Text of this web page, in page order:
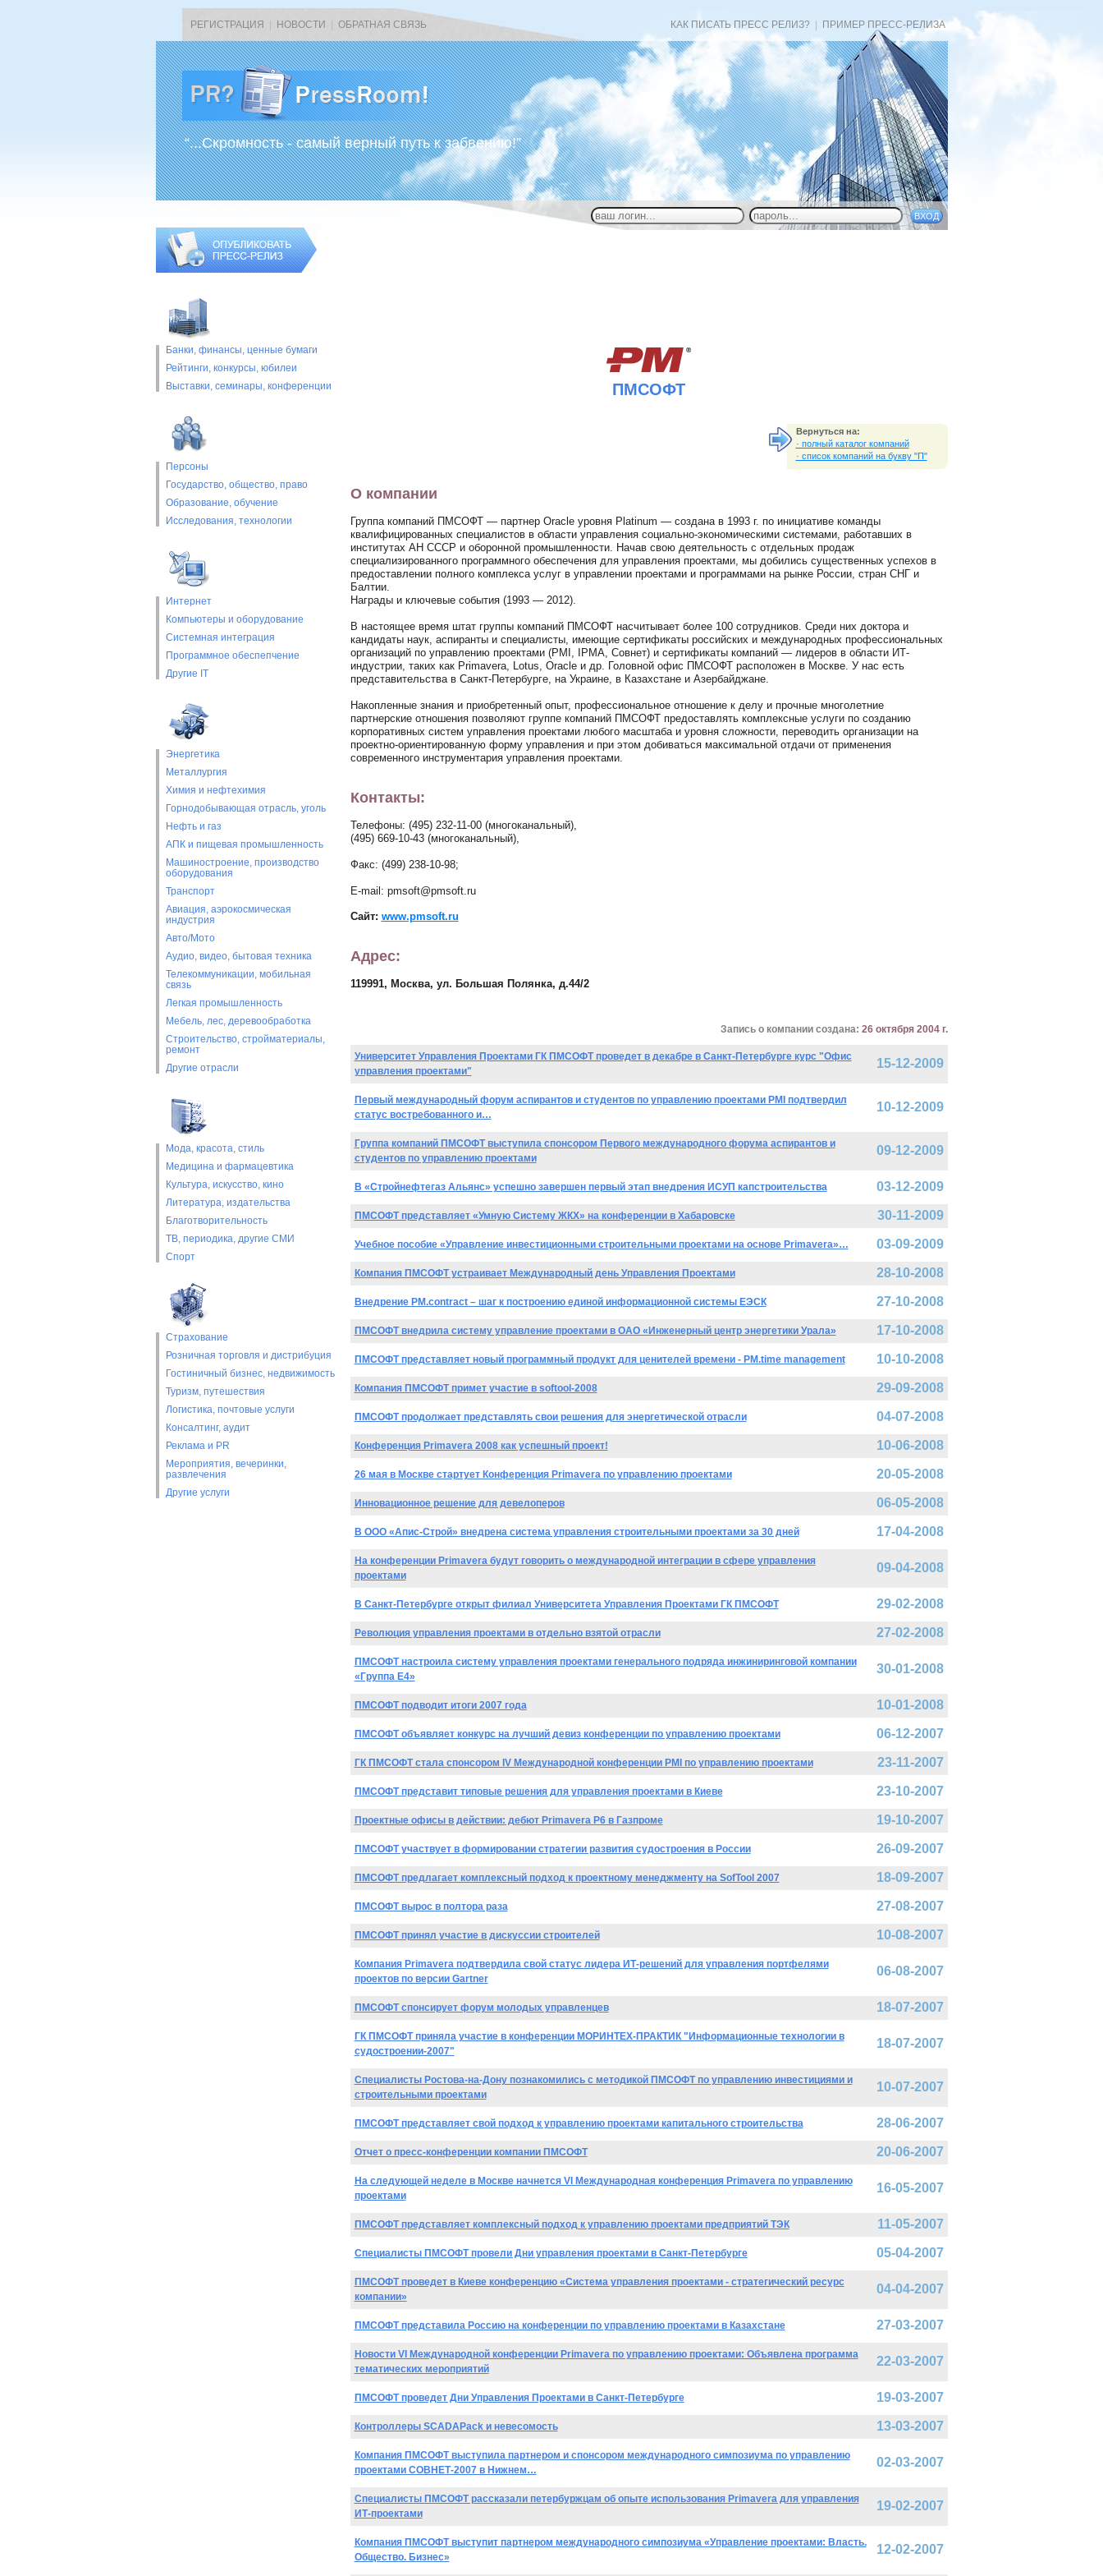
РЕГИСТРАЦИЯ НОВОСТИ ОБРАТНАЯ СВЯЗЬ КАК ПИСАТЬ ПРЕСС РЕЛИЗ? ПРИМЕР ПРЕСС-РЕЛИЗА
“...Скромность - самый верный путь к забвению!”
Банки, финансы, ценные бумаги
Рейтинги, конкурсы, юбилеи
Выставки, cеминары, конференции
Персоны
Государство, общество, право
Образование, обучение
Исследования, технологии
Интернет
Компьютеры и оборудование
Системная интеграция
Программное обеспепчение
Другие IT
Энергетика
Металлургия
Химия и нефтехимия
Горнодобывающая отрасль, уголь
Нефть и газ
АПК и пищевая промышленность
Машиностроение, производство
оборудования
Транспорт
Авиация, аэрокосмическая
индустрия
Авто/Мото
Аудио, видео, бытовая техника
Телекоммуникации, мобильная
связь
Легкая промышленность
Мебель, лес, деревообработка
Строительство, стройматериалы,
ремонт
Другие отрасли
Мода, красота, стиль
Медицина и фармацевтика
Культура, искусство, кино
Литература, издательства
Благотворительность
ТВ, периодика, другие СМИ
Спорт
Страхование
Розничная торговля и дистрибуция
Гостиничный бизнес, недвижимость
Туризм, путешествия
Логистика, почтовые услуги
Консалтинг, аудит
Реклама и PR
Мероприятия, вечеринки,
развлечения
Другие услуги
ПМСОФТ
Вернуться на:
· полный каталог компаний
· список компаний на букву "П"
О компании
Группа компаний ПМСОФТ — партнер Oracle уровня Platinum — создана в 1993 г. по инициативе команды
квалифицированных специалистов в области управления социально-экономическими системами, работавших в
институтах АН СССP и оборонной промышленности. Начав свою деятельность с отдельных продаж
специализированного программного обеспечения для управления проектами, мы добились существенных успехов в
предоставлении полного комплекса услуг в управлении проектами и программами на рынке России, стран СНГ и
Балтии.
Награды и ключевые события (1993 — 2012).
В настоящее время штат группы компаний ПМСОФТ насчитывает более 100 сотрудников. Среди них доктора и
кандидаты наук, аспиранты и специалисты, имеющие сертификаты российских и международных профессиональных
организаций по управлению проектами (PMI, IPMA, Совнет) и сертификаты компаний — лидеров в области ИТ-
индустрии, таких как Primavera, Lotus, Oracle и др. Головной офис ПМСОФТ расположен в Москве. У нас есть
представительства в Санкт-Петербурге, на Украине, в Казахстане и Азербайджане.
Накопленные знания и приобретенный опыт, профессиональное отношение к делу и прочные многолетние
партнерские отношения позволяют группе компаний ПМСОФТ предоставлять комплексные услуги по созданию
корпоративных систем управления проектами любого масштаба и уровня сложности, переводить организации на
проектно-ориентированную форму управления и при этом добиваться максимальной отдачи от применения
современного инструментария управления проектами.
Контакты:
Телефоны: (495) 232-11-00 (многоканальный),
(495) 669-10-43 (многоканальный),
Факс: (499) 238-10-98;
E-mail: pmsoft@pmsoft.ru
Сайт: www.pmsoft.ru
Адрес:
119991, Москва, ул. Большая Полянка, д.44/2
Запись о компании создана: 26 октября 2004 г.
Университет Управления Проектами ГК ПМСОФТ проведет в декабре в Санкт-Петербурге курс "Офис
управления проектами"
15-12-2009
Первый международный форум аспирантов и студентов по управлению проектами PMI подтвердил
статус востребованного и…
10-12-2009
Группа компаний ПМСОФТ выступила спонсором Первого международного форума аспирантов и
студентов по управлению проектами
09-12-2009
В «Стройнефтегаз Альянс» успешно завершен первый этап внедрения ИСУП капстроительства 03-12-2009
ПМСОФТ представляет «Умную Систему ЖКХ» на конференции в Хабаровске 30-11-2009
Учебное пособие «Управление инвестиционными строительными проектами на основе Primavera»… 03-09-2009
Компания ПМСОФТ устраивает Международный день Управления Проектами 28-10-2008
Внедрение PM.contract – шаг к построению единой информационной системы ЕЭСК 27-10-2008
ПМСОФТ внедрила систему управление проектами в ОАО «Инженерный центр энергетики Урала» 17-10-2008
ПМСОФТ представляет новый программный продукт для ценителей времени - PM.time management 10-10-2008
Компания ПМСОФТ примет участие в softool-2008 29-09-2008
ПМСОФТ продолжает представлять свои решения для энергетической отрасли 04-07-2008
Конференция Primavera 2008 как успешный проект! 10-06-2008
26 мая в Москве стартует Конференция Primavera по управлению проектами 20-05-2008
Инновационное решение для девелоперов 06-05-2008
В ООО «Апис-Строй» внедрена система управления строительными проектами за 30 дней 17-04-2008
На конференции Primavera будут говорить о международной интеграции в сфере управления
проектами
09-04-2008
В Санкт-Петербурге открыт филиал Университета Управления Проектами ГК ПМСОФТ 29-02-2008
Революция управления проектами в отдельно взятой отрасли 27-02-2008
ПМСОФТ настроила систему управления проектами генерального подряда инжиниринговой компании
«Группа Е4»
30-01-2008
ПМСОФТ подводит итоги 2007 года 10-01-2008
ПМСОФТ объявляет конкурс на лучший девиз конференции по управлению проектами 06-12-2007
ГК ПМСОФТ стала спонсором IV Международной конференции PMI по управлению проектами 23-11-2007
ПМСОФТ представит типовые решения для управления проектами в Киеве 23-10-2007
Проектные офисы в действии: дебют Primavera P6 в Газпроме 19-10-2007
ПМСОФТ участвует в формировании стратегии развития судостроения в России 26-09-2007
ПМСОФТ предлагает комплексный подход к проектному менеджменту на SofTool 2007 18-09-2007
ПМСОФТ вырос в полтора раза 27-08-2007
ПМСОФТ принял участие в дискуссии строителей 10-08-2007
Компания Primavera подтвердила свой статус лидера ИТ-решений для управления портфелями
проектов по версии Gartner
06-08-2007
ПМСОФТ спонсирует форум молодых управленцев 18-07-2007
ГК ПМСОФТ приняла участие в конференции МОРИНТЕХ-ПРАКТИК "Информационные технологии в
судостроении-2007"
18-07-2007
Специалисты Ростова-на-Дону познакомились с методикой ПМСОФТ по управлению инвестициями и
строительными проектами
10-07-2007
ПМСОФТ представляет свой подход к управлению проектами капитального строительства 28-06-2007
Отчет о пресс-конференции компании ПМСОФТ 20-06-2007
На следующей неделе в Москве начнется VI Международная конференция Primavera по управлению
проектами
16-05-2007
ПМСОФТ представляет комплексный подход к управлению проектами предприятий ТЭК 11-05-2007
Специалисты ПМСОФТ провели Дни управления проектами в Санкт-Петербурге 05-04-2007
ПМСОФТ проведет в Киеве конференцию «Система управления проектами - стратегический ресурс
компании»
04-04-2007
ПМСОФТ представила Россию на конференции по управлению проектами в Казахстане 27-03-2007
Новости VI Международной конференции Primavera по управлению проектами: Объявлена программа
тематических мероприятий
22-03-2007
ПМСОФТ проведет Дни Управления Проектами в Санкт-Петербурге 19-03-2007
Контроллеры SCADAPack и невесомость 13-03-2007
Компания ПМСОФТ выступила партнером и спонсором международного симпозиума по управлению
проектами СОВНЕТ-2007 в Нижнем…
02-03-2007
Специалисты ПМСОФТ рассказали петербуржцам об опыте использования Primavera для управления
ИТ-проектами
19-02-2007
Компания ПМСОФТ выступит партнером международного симпозиума «Управление проектами: Власть.
Общество. Бизнес»
12-02-2007